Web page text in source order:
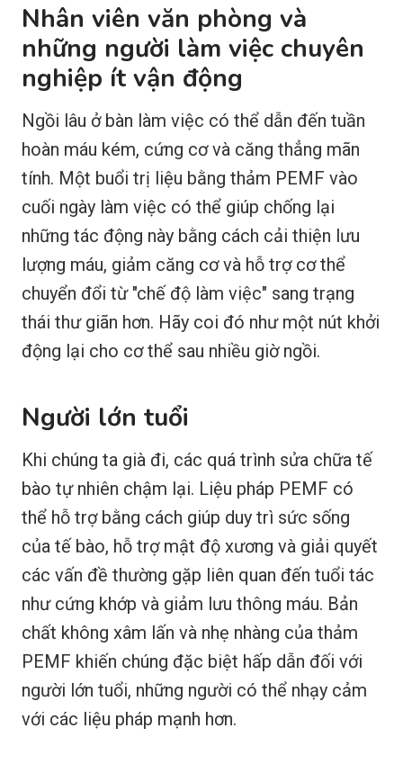
Nhân viên văn phòng và
những người làm việc chuyên
nghiệp ít vận động
Ngồi lâu ở bàn làm việc có thể dẫn đến tuần
hoàn máu kém, cứng cơ và căng thẳng mãn
tính. Một buổi trị liệu bằng thảm PEMF vào
cuối ngày làm việc có thể giúp chống lại
những tác động này bằng cách cải thiện lưu
lượng máu, giảm căng cơ và hỗ trợ cơ thể
chuyển đổi từ "chế độ làm việc" sang trạng
thái thư giãn hơn. Hãy coi đó như một nút khởi
động lại cho cơ thể sau nhiều giờ ngồi.
Người lớn tuổi
Khi chúng ta già đi, các quá trình sửa chữa tế
bào tự nhiên chậm lại. Liệu pháp PEMF có
thể hỗ trợ bằng cách giúp duy trì sức sống
của tế bào, hỗ trợ mật độ xương và giải quyết
các vấn đề thường gặp liên quan đến tuổi tác
như cứng khớp và giảm lưu thông máu. Bản
chất không xâm lấn và nhẹ nhàng của thảm
PEMF khiến chúng đặc biệt hấp dẫn đối với
người lớn tuổi, những người có thể nhạy cảm
với các liệu pháp mạnh hơn.